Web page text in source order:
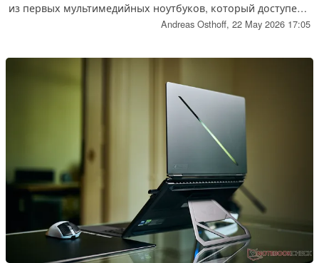
из первых мультимедийных ноутбуков, который доступен
Andreas Osthoff, 22 May 2026 17:05